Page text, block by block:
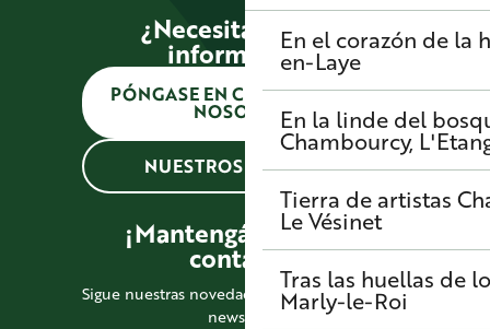
En el corazón de la
en-Laye
En la linde del
Chambourcy,
Tierra de artistas
Le Vésinet
Tras las huellas de
Marly-le-Roi
¿Necesitas alguna
información?
PÓNGASE EN CONTACTO CON
NOSOTROS
NUESTROS HORARIOS
¡Mantengámonos en
contacto!
Sigue nuestras novedades suscribiéndote a la
newsletter